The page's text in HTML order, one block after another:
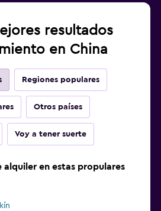
resultados
en China
Regiones populares
Otros países
Voy a tener suerte
alquiler en estas propulares